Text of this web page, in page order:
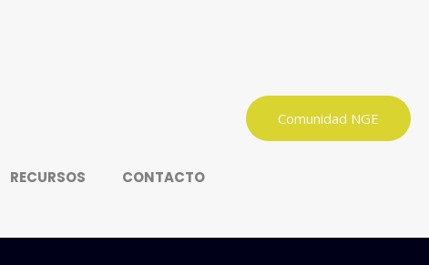
RECURSOS CONTACTO
Comunidad NGE